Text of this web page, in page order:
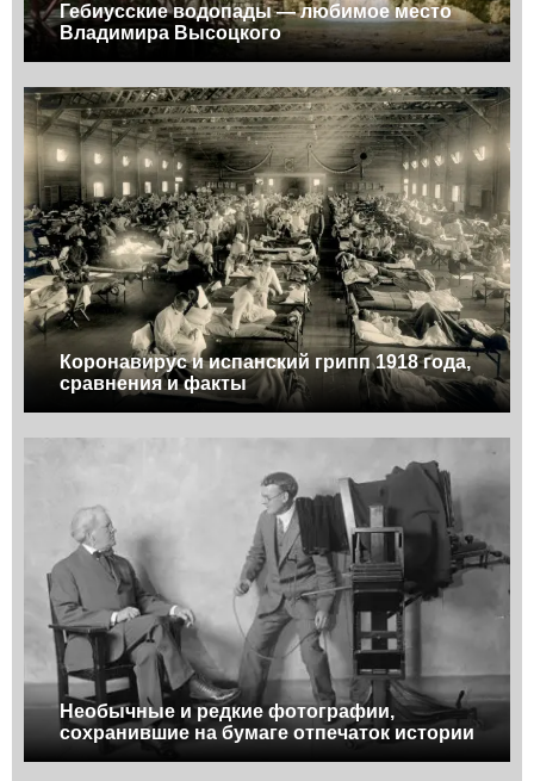
Гебиусские водопады — любимое место
Владимира Высоцкого
Коронавирус и испанский грипп 1918 года,
сравнения и факты
Необычные и редкие фотографии,
сохранившие на бумаге отпечаток истории